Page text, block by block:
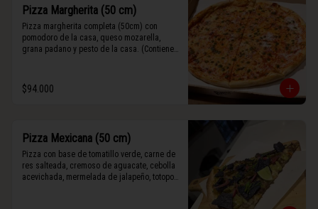
Pizza Margherita (50 cm)
Pizza margherita completa (50cm) con
pomodoro de la casa, queso mozarella,
grana padano y pesto de la casa. (Contiene
$94.000
Pizza Mexicana (50 cm)
Pizza con base de tomatillo verde, carne de
res salteada, cremoso de aguacate, cebolla
acevichada, mermelada de jalapeño, totopos